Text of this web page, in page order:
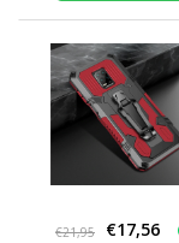
€21,95 €17,56